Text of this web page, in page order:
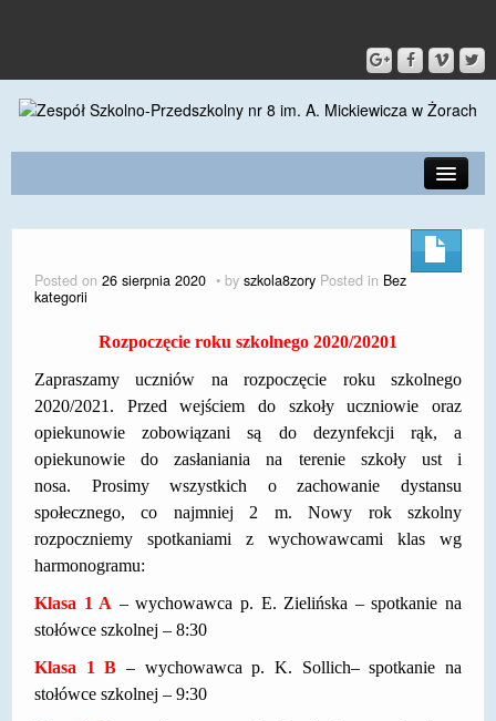
KONTAKT
DLA RODZICÓW I UCZNIÓW
DLA PRACOWNIKÓW
GALERIA
SPORT
DOSTĘPNOŚĆ
POLITYKA PRYWATNOŚCI
RODO
EGZAMIN ÓSMOKLASISTY
STANDARDY OCHRONY MAŁOLETNICH
Posted on 26 sierpnia 2020 by szkola8zory Posted in Bez
kategorii
Rozpoczęcie roku szkolnego 2020/20201
Zapraszamy uczniów na rozpoczęcie roku szkolnego
2020/2021. Przed wejściem do szkoły uczniowie oraz
opiekunowie zobowiązani są do dezynfekcji rąk, a
opiekunowie do zasłaniania na terenie szkoły ust i
nosa. Prosimy wszystkich o zachowanie dystansu
społecznego, co najmniej 2 m.Nowy rok szkolny
rozpoczniemy spotkaniami z wychowawcami klas wg
harmonogramu:
Klasa 1 A – wychowawca p. E. Zielińska – spotkanie na
stołówce szkolnej – 8:30
Klasa 1 B – wychowawca p. K. Sollich– spotkanie na
stołówce szkolnej – 9:30